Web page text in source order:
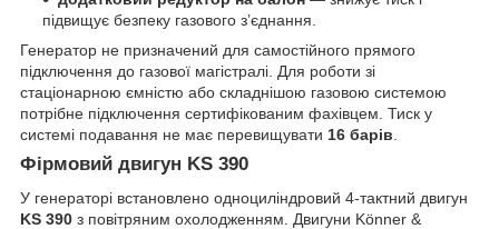
підвищує безпеку газового з’єднання.
Генератор не призначений для самостійного прямого
підключення до газової магістралі. Для роботи зі
стаціонарною ємністю або складнішою газовою системою
потрібне підключення сертифікованим фахівцем. Тиск у
системі подавання не має перевищувати 16 барів.
Фірмовий двигун KS 390
У генераторі встановлено одноциліндровий 4-тактний двигун
KS 390 з повітряним охолодженням. Двигуни Könner &